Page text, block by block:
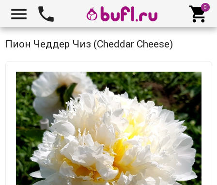
  
Пион Чеддер Чиз (Cheddar Cheese)